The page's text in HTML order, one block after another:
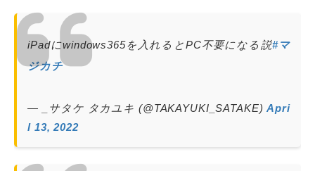
iPadにwindows365を入れるとPC不要になる説#マ
ジカチ
— _サタケ タカユキ (@TAKAYUKI_SATAKE)Apri
l 13, 2022